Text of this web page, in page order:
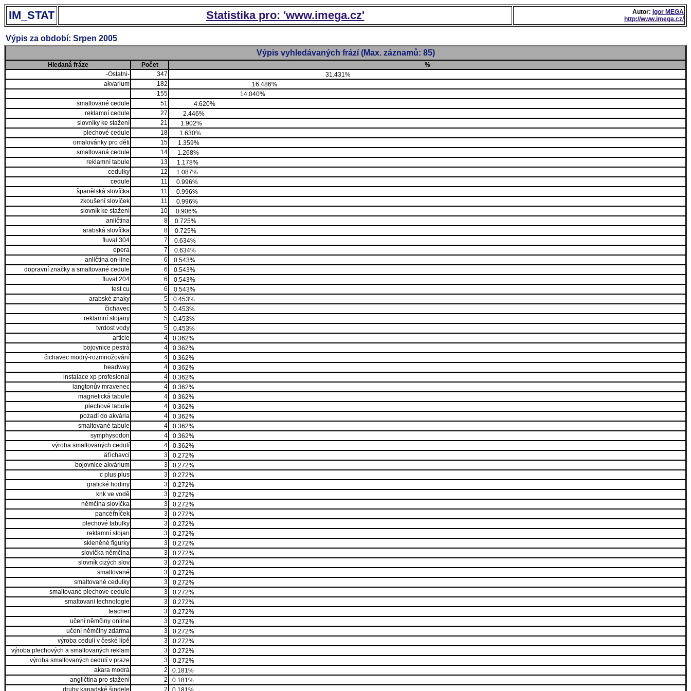
IM_STAT Statistika pro: 'www.imega.cz' Autor: Igor MEGA
http://www.imega.cz/
Výpis za období: Srpen 2005
Výpis vyhledávaných frází (Max. záznamů: 85)
Hledaná fráze Počet
%
-Ostatni-
347
31.431%
akvarium
182
16.486%
155
14.040%
smaltované cedule
51
4.620%
reklamní cedule
27
2.446%
slovníky ke stažení
21
1.902%
plechové cedule
18
1.630%
omalovánky pro děti
15
1.359%
smaltovaná cedule
14
1.268%
reklamní tabule
13
1.178%
cedulky
12
1.087%
cedule
11
0.996%
španělská slovíčka
11
0.996%
zkoušení slovíček
11
0.996%
slovník ke stažení
10
0.906%
anličtina
8
0.725%
arabská slovíčka
8
0.725%
fluval 304
7
0.634%
opera
7
0.634%
anličtina on-line
6
0.543%
dopravní značky a smaltované cedule
6
0.543%
fluval 204
6
0.543%
test cu
6
0.543%
arabské znaky
5
0.453%
čichavec
5
0.453%
reklamní stojany
5
0.453%
tvrdost vody
5
0.453%
article
4
0.362%
bojovnice pestrá
4
0.362%
čichavec modrý-rozmnožování
4
0.362%
headway
4
0.362%
instalace xp profesional
4
0.362%
langtonův mravenec
4
0.362%
magnetická tabule
4
0.362%
plechové tabule
4
0.362%
pozadí do akvária
4
0.362%
smaltované tabule
4
0.362%
symphysodon
4
0.362%
výroba smaltovaných cedulí
4
0.362%
äťichavci
3
0.272%
bojovnice akvárium
3
0.272%
c plus plus
3
0.272%
grafické hodiny
3
0.272%
knk ve vodě
3
0.272%
němčina slovíčka
3
0.272%
pancéřníček
3
0.272%
plechové tabulky
3
0.272%
reklamní stojan
3
0.272%
skleněné figurky
3
0.272%
slovíčka němčina
3
0.272%
slovník cizých slov
3
0.272%
smaltované
3
0.272%
smaltované cedulky
3
0.272%
smaltované plechove cedule
3
0.272%
smaltovani technologie
3
0.272%
teacher
3
0.272%
učení němčiny online
3
0.272%
učení němčiny zdarma
3
0.272%
výroba cedulí v české lípě
3
0.272%
výroba plechových a smaltovaných reklam
3
0.272%
výroba smaltovaných cedulí v praze
3
0.272%
akara modrá
2
0.181%
angličtina pro stažení
2
0.181%
druhy kanadské šindele
2